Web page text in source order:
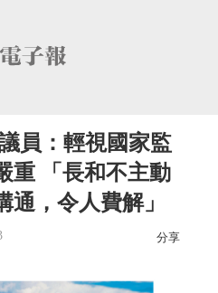
員：輕視國家監
重 「長和不主動
，令人費解」
分享